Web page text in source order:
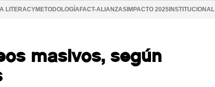
LITERACYMETODOLOGÍA FACT-ALIANZASIMPACTO 2025INSTITUCIONAL
masivos, según